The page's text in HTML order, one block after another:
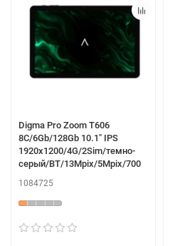
Digma Pro Zoom T606
8C/6Gb/128Gb 10.1" IPS
1920x1200/4G/2Sim/темно-
серый/BT/13Mpix/5Mpix/700
1084725